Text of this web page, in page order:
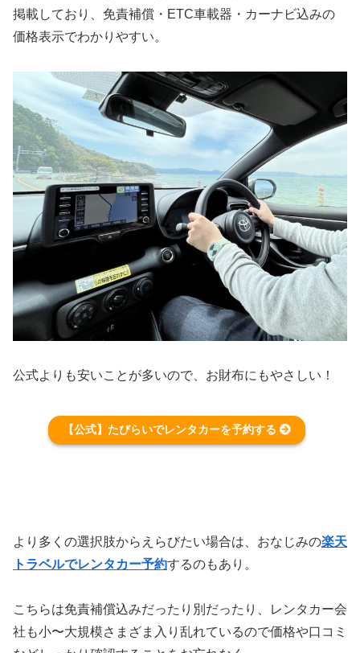
掲載しており、免責補償・ETC車載器・カーナビ込みの
価格表示でわかりやすい。
公式よりも安いことが多いので、お財布にもやさしい！
【公式】たびらいでレンタカーを予約する
より多くの選択肢からえらびたい場合は、おなじみの楽天
トラベルでレンタカー予約するのもあり。
こちらは免責補償込みだったり別だったり、レンタカー会
社も小〜大規模さまざま入り乱れているので価格や口コミ